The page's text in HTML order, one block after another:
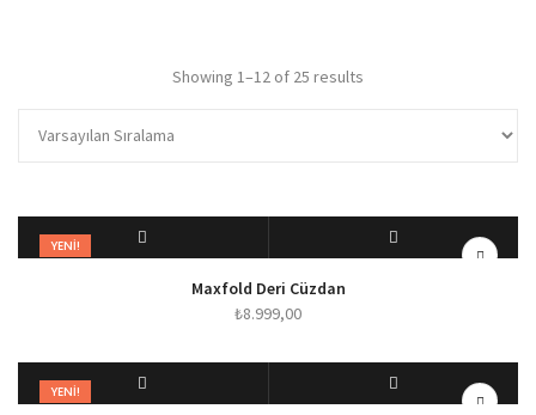
Showing 1–12 of 25 results
YENI!
Maxfold Deri Cüzdan
₺8.999,00
YENI!